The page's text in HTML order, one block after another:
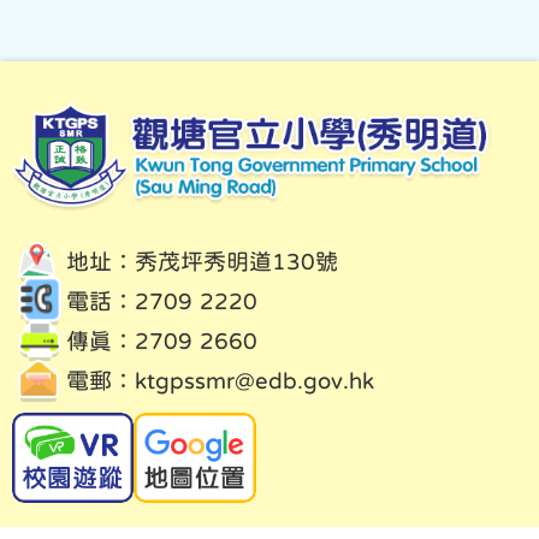
地址：秀茂坪秀明道130號
電話：2709 2220
傳真：2709 2660
電郵： ktgpssmr@edb.gov.hk